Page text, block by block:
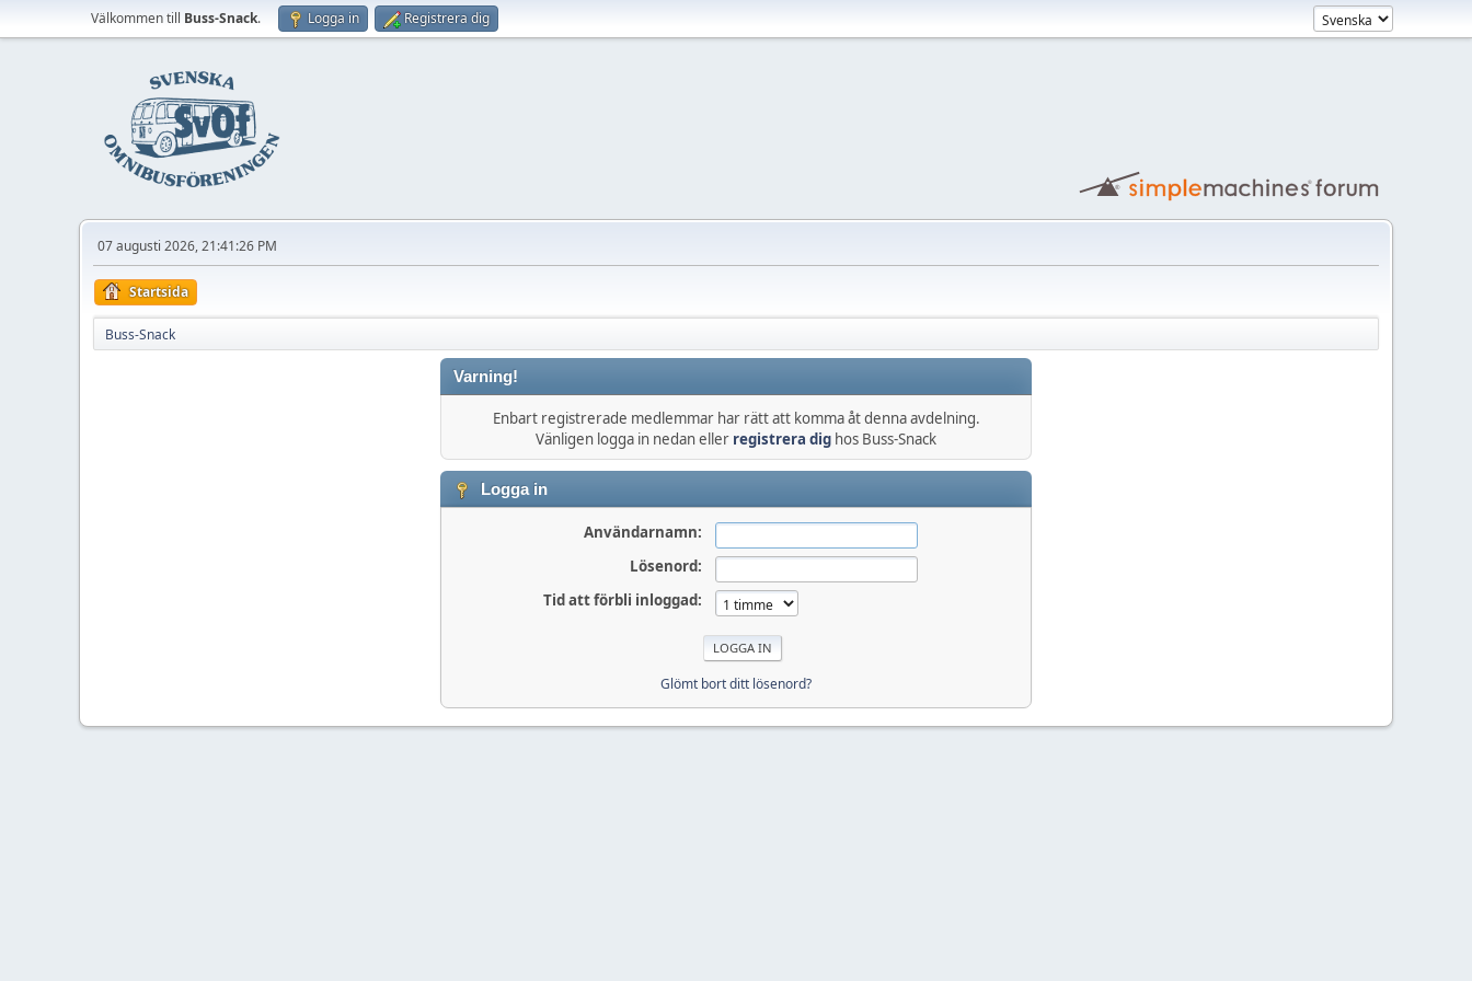
Välkommen till Buss-Snack. Logga in Registrera dig
07 augusti 2026, 21:41:26 PM
Startsida
Buss-Snack
Varning!
Enbart registrerade medlemmar har rätt att komma åt denna avdelning.
Vänligen logga in nedan eller registrera dig hos Buss-Snack
Logga in
Användarnamn:
Lösenord:
Tid att förbli inloggad:
Glömt bort ditt lösenord?